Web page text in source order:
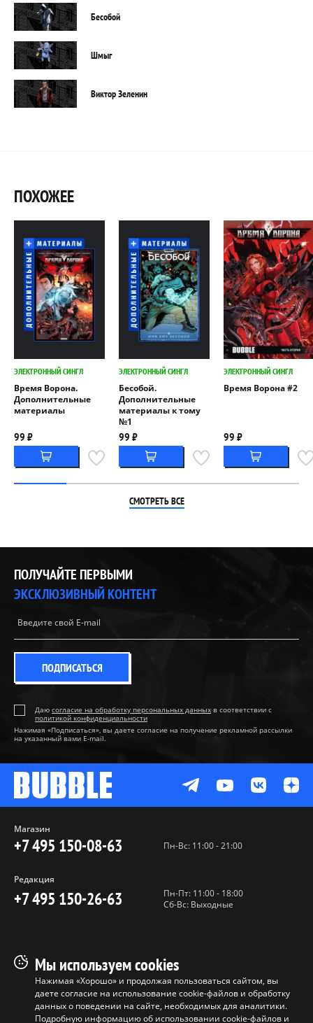
Бесобой
Шмыг
Виктор Зеленин
ПОХОЖЕЕ
ЭЛЕКТРОННЫЙ СИНГЛ
Время Ворона.
Дополнительные
материалы
99 ₽
ЭЛЕКТРОННЫЙ СИНГЛ
Бесобой.
Дополнительные
материалы к тому
№1
99 ₽
ЭЛЕКТРОННЫЙ СИНГЛ
Время Ворона #2
99 ₽
СМОТРЕТЬ ВСЕ
ПОЛУЧАЙТЕ ПЕРВЫМИ
ЭКСКЛЮЗИВНЫЙ КОНТЕНТ
ПОДПИСАТЬСЯ
Даю согласие на обработку персональных данных в соответствии с
политикой конфиденциальности
Нажимая «Подписаться», вы даете согласие на получение рекламной рассылки
на указанный вами E-mail.
Магазин
+7 495 150-08-63 Пн-Вс: 11:00 - 21:00
Редакция
+7 495 150-26-63
Пн-Пт: 11:00 - 18:00
Сб-Вс: Выходные
Пользовательское соглашение
Политика конфиденциальности
Программа лояльности
Условия продажи продукции
Мы используем cookies
Нажимая «Хорошо» и продолжая пользоваться сайтом, вы
даете согласие на использование cookie-файлов и обработку
данных о поведении на сайте, необходимых для аналитики.
Подробную информацию об использовании cookie-файлов и